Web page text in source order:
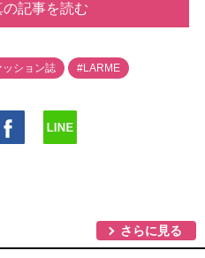
の記事を読む
ッション誌 #LARME
さらに見る